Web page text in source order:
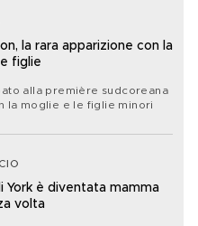
la rara apparizione con la
figlie
alla première sudcoreana
la moglie e le figlie minori
York è diventata mamma
volta